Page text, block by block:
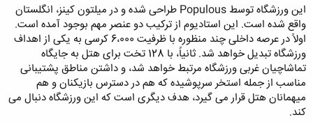
ض
و
ع
این ورزشگاه توسط Populous طراحی شده و در میلتون کینز، انگلستان
واقع شده است. این استادیوم از ترکیب دو عنصر مهم بوجود آمده است.
اولاً در عرصه داخلی چند منظوره با ظرفیت 6،000 کرسی به یکی از اهداف
ورزشگاه تبدیل خواهد شد. ثانیاً، با 128 تخت برای هتل به جایگاه
تماشاچیان غربی ورزشگاه مرتبط خواهد شد، و داشتن مناطق پشتیبانی
مناسب از جمله استخر سرپوشیده که هم در دسترس بازیکنان و هم
میهمانان هتل قرار می گیرد، هدف دیگری است که این ورزشگاه دنبال می
کند.